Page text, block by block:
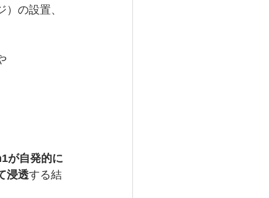
の設置、
が自発的に
浸透する結